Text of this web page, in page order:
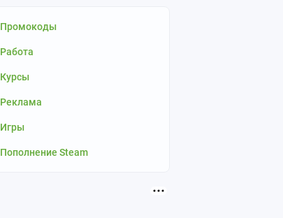
Промокоды
Работа
Курсы
Реклама
Игры
Пополнение Steam